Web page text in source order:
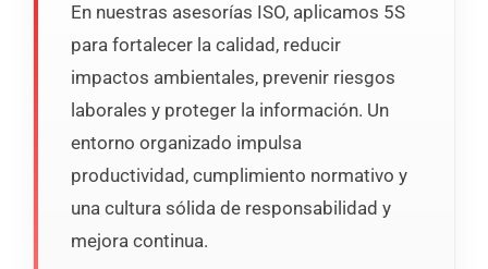
En nuestras asesorías ISO, aplicamos 5S
para fortalecer la calidad, reducir
impactos ambientales, prevenir riesgos
laborales y proteger la información. Un
entorno organizado impulsa
productividad, cumplimiento normativo y
una cultura sólida de responsabilidad y
mejora continua.